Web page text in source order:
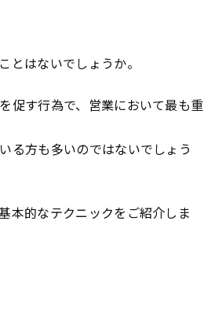
とはないでしょうか。
促す行為で、営業において最も重
る方も多いのではないでしょう
本的なテクニックをご紹介しま